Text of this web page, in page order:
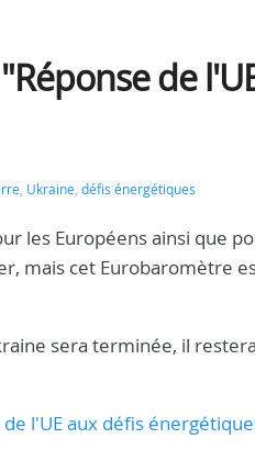
de
Ukraine défis énergétiques
les Européens ainsi que
mais cet Eurobaromètre
sera terminée, il
l'UE aux défis